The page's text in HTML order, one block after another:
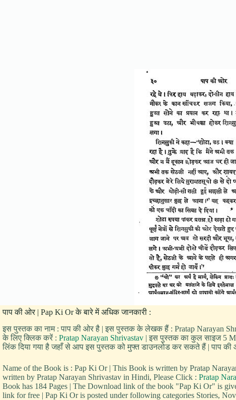
पाप की ओर | Pap Ki Or के बारे में अधिक जानकारी :
इस पुस्तक का नाम : पाप की ओर है | इस पुस्तक के लेखक हैं : Pratap Narayan
के लिए क्लिक करें : Pratap Narayan Shrivastav | इस पुस्तक का कुल साइज 5
लिंक दिया गया है जहाँ से आप इस पुस्तक को मुफ्त डाउनलोड कर सकते हैं | पाप की
Name of the Book is : Pap Ki Or | This Book is written by Pratap
written by Pratap Narayan Shrivastav in Hindi, Please Click : Pratap
Book has 184 Pages | The Download link of the book "Pap Ki Or" is
link for free | Pap Ki Or is posted under following categories Stories,